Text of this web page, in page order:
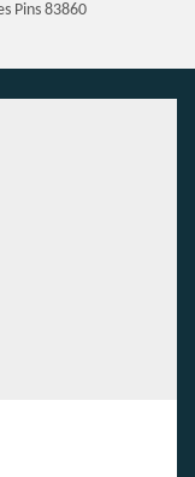
Pins 83860